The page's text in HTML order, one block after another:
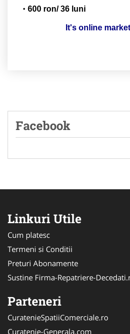
600 ron/ 36 luni
It's online
Facebook
Linkuri Utile
Cum platesc
Termeni si Conditii
Preturi Abonamente
Sustine Firma-Repatriere-
Parteneri
CuratenieSpatiiComerciale.ro
Curatenie-Generala.com